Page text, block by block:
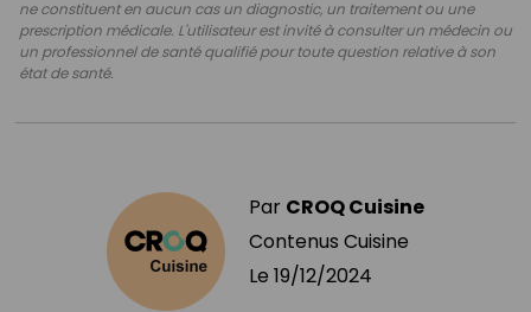
ne constituent en aucun cas un diagnostic, un traitement ou une
prescription médicale. L'utilisateur est invité à consulter un médecin ou
un professionnel de santé qualifié pour toute question relative à son
état de santé.
Par CROQ Cuisine
Contenus Cuisine
Le 19/12/2024